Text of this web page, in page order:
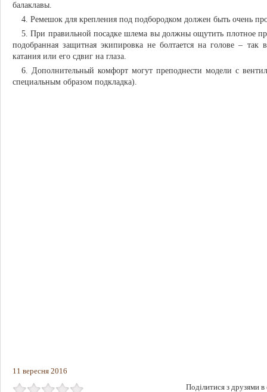
балаклавы.
Ремешок для крепления под подбородком должен быть очень
При правильной посадке шлема вы должны ощутить плотное
подобранная защитная экипировка не болтается на голове –
катания или его сдвиг на глаза.
Дополнительный комфорт могут преподнести модели с
специальным образом подкладка).
11 вересня 2016
Поділитися з друзями